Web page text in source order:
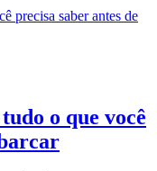
o que você